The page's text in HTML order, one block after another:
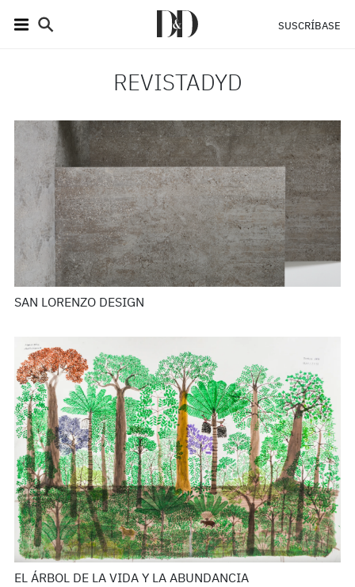
SUSCRÍBASE
REVISTADYD
SAN LORENZO DESIGN
EL ÁRBOL DE LA VIDA Y LA ABUNDANCIA